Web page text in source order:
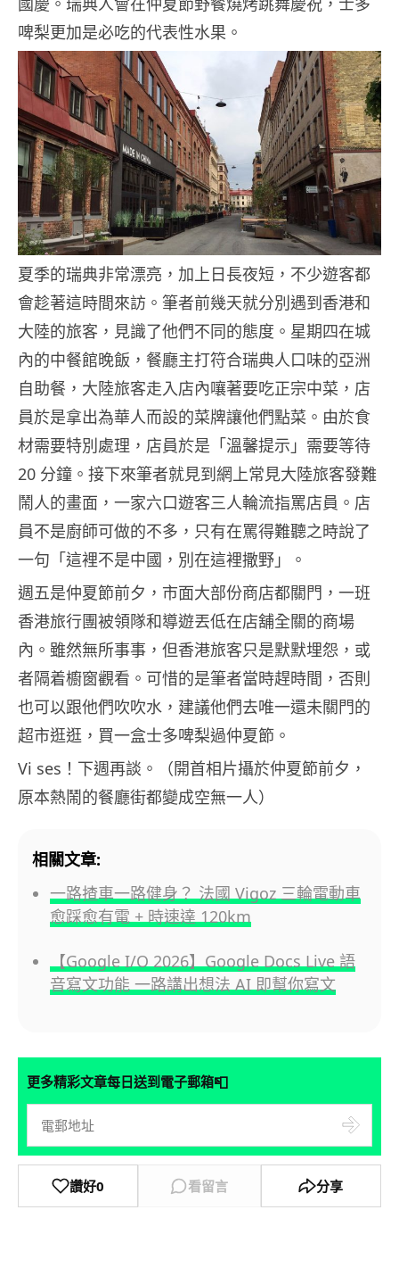
啤梨更加是必吃的代表性水果。
夏季的瑞典非常漂亮，加上日長夜短，不少遊客都
會趁著這時間來訪。筆者前幾天就分別遇到香港和
大陸的旅客，見識了他們不同的態度。星期四在城
內的中餐館晚飯，餐廳主打符合瑞典人口味的亞洲
自助餐，大陸旅客走入店內嚷著要吃正宗中菜，店
員於是拿出為華人而設的菜牌讓他們點菜。由於食
材需要特別處理，店員於是「溫馨提示」需要等待
20 分鐘。接下來筆者就見到網上常見大陸旅客發難
鬧人的畫面，一家六口遊客三人輪流指罵店員。店
員不是廚師可做的不多，只有在罵得難聽之時說了
一句「這裡不是中國，別在這裡撒野」。
週五是仲夏節前夕，市面大部份商店都關門，一班
香港旅行團被領隊和導遊丟低在店舖全關的商場
內。雖然無所事事，但香港旅客只是默默埋怨，或
者隔着櫥窗觀看。可惜的是筆者當時趕時間，否則
也可以跟他們吹吹水，建議他們去唯一還未關門的
超市逛逛，買一盒士多啤梨過仲夏節。
Vi ses！下週再談。（開首相片攝於仲夏節前夕，
原本熱鬧的餐廳街都變成空無一人）
相關文章:
一路揸車一路健身？ 法國 Vigoz 三輪電動車
愈踩愈有電 + 時速達 120km
【Google I/O 2026】Google Docs Live 語
音寫文功能 一路講出想法 AI 即幫你寫文
更多精彩文章每日送到電子郵箱📮
讚好0 看留言 分享